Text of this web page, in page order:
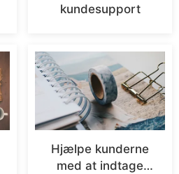
kundesupport
Hjælpe kunderne
med at indtage